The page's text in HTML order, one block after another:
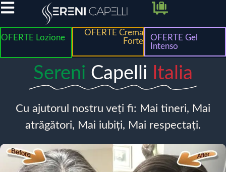
OFERTE Lozione
OFERTE Crema
Forte
OFERTE Gel
Intenso
Sereni Capelli Italia
Cu ajutorul nostru veți fi: Mai tineri, Mai
atrăgători, Mai iubiți, Mai respectați.